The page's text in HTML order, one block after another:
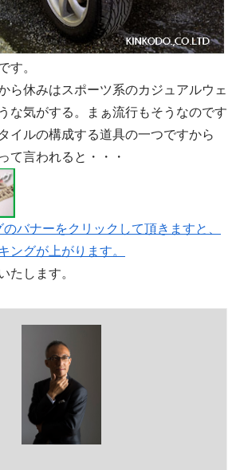
す。
ら休みはスポーツ系のカジュアルウェ
な気がする。まぁ流行もそうなのです
イルの構成する道具の一つですから
て言われると・・・
バナーをクリックして頂きますと、
ングが上がります。
たします。